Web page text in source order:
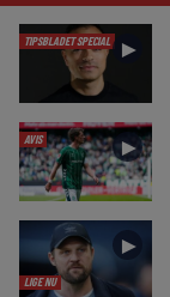
TIPSBLADET SPECIAL ►
AVIS ►
LIGE NU
►